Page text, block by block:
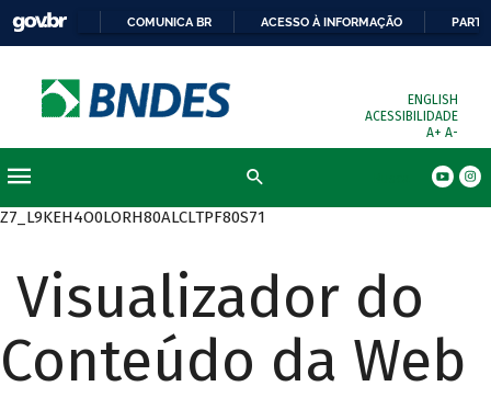
COMUNICA BR ACESSO À INFORMAÇÃO
ENGLISH
ACESSIBILIDADE
A+ A-
Z7_L9KEH4O0LORH80ALCLTPF80S71
Visualizador do
Conteúdo da Web